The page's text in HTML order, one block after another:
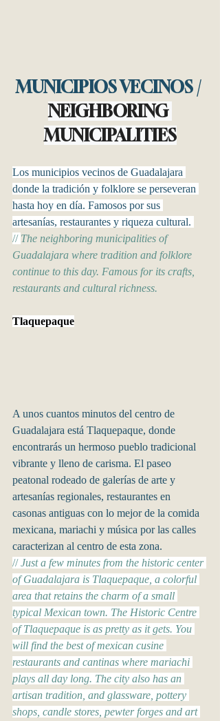
MUNICIPIOS VECINOS /
NEIGHBORING
MUNICIPALITIES
Los municipios vecinos de Guadalajara
donde la tradición y folklore se perseveran
hasta hoy en día. Famosos por sus
artesanías, restaurantes y riqueza cultural.
// The neighboring municipalities of
Guadalajara where tradition and folklore
continue to this day. Famous for its crafts,
restaurants and cultural richness.
Tlaquepaque
A unos cuantos minutos del centro de
Guadalajara está Tlaquepaque, donde
encontrarás un hermoso pueblo tradicional
vibrante y lleno de carisma. El paseo
peatonal rodeado de galerías de arte y
artesanías regionales, restaurantes en
casonas antiguas con lo mejor de la comida
mexicana, mariachi y música por las calles
caracterizan al centro de esta zona.
// Just a few minutes from the historic center
of Guadalajara is Tlaquepaque, a colorful
area that retains the charm of a small
typical Mexican town. The Historic Centre
of Tlaquepaque is as pretty as it gets. You
will find the best of mexican cusine
restaurants and cantinas where mariachi
plays all day long. The city also has an
artisan tradition, and glassware, pottery
shops, candle stores, pewter forges and art